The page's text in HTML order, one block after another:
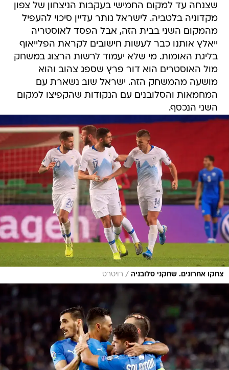
שצנחה עד למקום החמישי בעקבות הניצחון של צפון
מקדוניה בלטביה. לישראל נותר עדיין סיכוי להעפיל
מהמקום השני בבית הזה, אבל הפסד לאוסטריה
ייאלץ אותנו כבר לעשות חישובים לקראת הפלייאוף
בליגת האומות. מי שלא יעמוד לרשות הרצוג במשחק
מול האוסטרים הוא דור פרץ שספג צהוב והוא
מושעה מהמשחק הזה. ישראל שוב נשארת עם
המחמאות והסלובנים עם הנקודות שהקפיצו למקום
השני הנכסף.
צחקו אחרונים. שחקני סלובניה / רויטרס